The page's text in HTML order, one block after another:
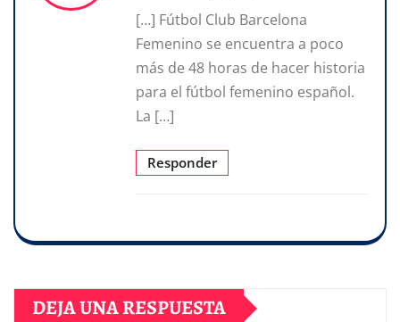
[…] Fútbol Club Barcelona
Femenino se encuentra a poco
más de 48 horas de hacer historia
para el fútbol femenino español.
La […]
Responder
DEJA UNA RESPUESTA